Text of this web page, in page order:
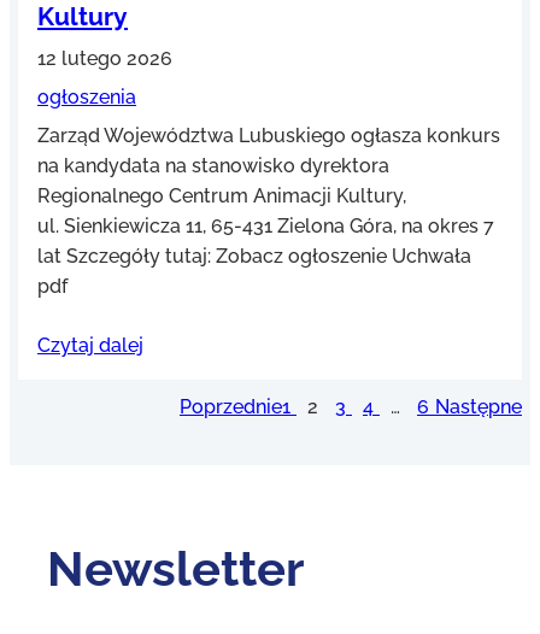
Kultury
12 lutego 2026
ogłoszenia
Zarząd Województwa Lubuskiego ogłasza konkurs
na kandydata na stanowisko dyrektora
Regionalnego Centrum Animacji Kultury,
ul. Sienkiewicza 11, 65-431 Zielona Góra, na okres 7
lat Szczegóły tutaj: Zobacz ogłoszenie Uchwała
pdf
Czytaj dalej
Poprzednie1 2 3 4 … 6 Następne
Newsletter